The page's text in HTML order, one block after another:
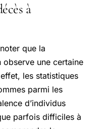
à
que la
observe une certaine
les statistiques
parmi les
d’individus
parfois difficiles à